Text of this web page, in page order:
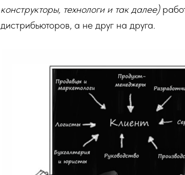
конструкторы, технологи и так далее)
дистрибьюторов, а не друг на друга.